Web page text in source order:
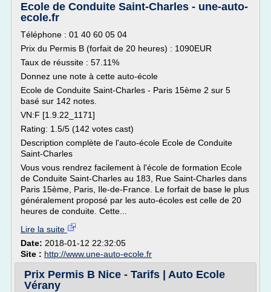
Ecole de Conduite Saint-Charles - une-auto-
ecole.fr
Téléphone : 01 40 60 05 04
Prix du Permis B (forfait de 20 heures) : 1090EUR
Taux de réussite : 57.11%
Donnez une note à cette auto-école
Ecole de Conduite Saint-Charles - Paris 15ème 2 sur 5
basé sur 142 notes.
VN:F [1.9.22_1171]
Rating: 1.5/5 (142 votes cast)
Description complète de l'auto-école Ecole de Conduite
Saint-Charles
Vous vous rendrez facilement à l'école de formation Ecole
de Conduite Saint-Charles au 183, Rue Saint-Charles dans
Paris 15ème, Paris, Ile-de-France. Le forfait de base le plus
généralement proposé par les auto-écoles est celle de 20
heures de conduite. Cette...
Lire la suite
Date: 2018-01-12 22:32:05
Site : http://www.une-auto-ecole.fr
Prix Permis B Nice - Tarifs | Auto Ecole
Vérany